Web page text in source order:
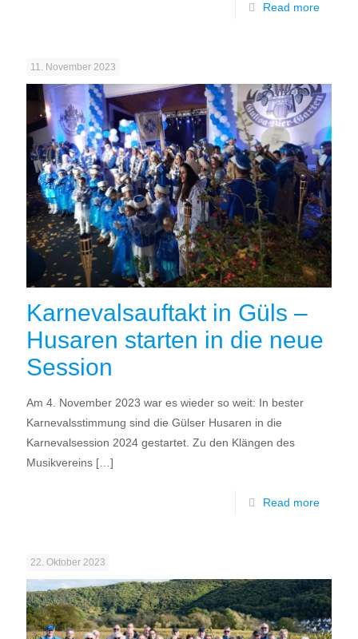
Read more
11. November 2023
Karnevalsauftakt in Güls –
Husaren starten in die neue
Session
Am 4. November 2023 war es wieder so weit: In bester
Karnevalsstimmung sind die Gülser Husaren in die
Karnevalsession 2024 gestartet. Zu den Klängen des
Musikvereins […]
Read more
22. Oktober 2023